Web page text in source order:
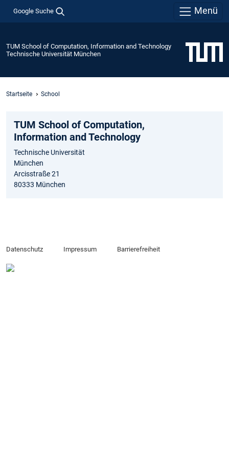
Google Suche Menü
TUM School of Computation, Information and Technology
Technische Universität München
Startseite School
TUM School of Computation,
Information and Technology
Technische Universität
München
Arcisstraße 21
80333 München
Datenschutz Impressum Barrierefreiheit